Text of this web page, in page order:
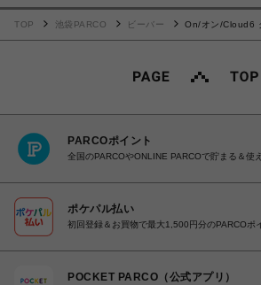
TOP 池袋PARCO ビーバー On/オン/Cloud6
PARCOポイント
全国のPARCOやONLINE PARCOで貯まる＆使
ポケパル払い
初回登録＆お買物で最大1,500円分のPARCOポ
POCKET PARCO（公式アプリ）